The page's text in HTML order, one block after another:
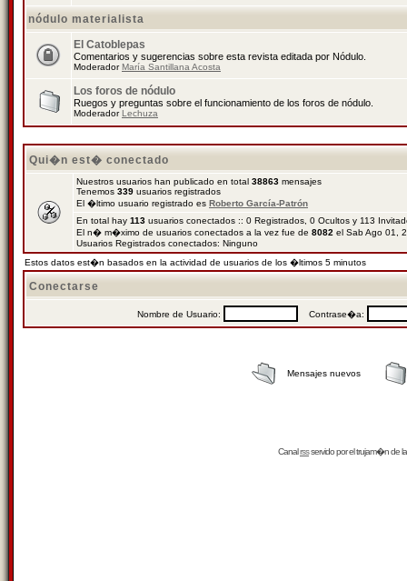
nódulo materialista
El Catoblepas
Comentarios y sugerencias sobre esta revista editada por Nódulo.
ModeradorMaría Santillana Acosta
Los foros de nódulo
Ruegos y preguntas sobre el funcionamiento de los foros de nódulo.
ModeradorLechuza
Qui�n est� conectado
Nuestros usuarios han publicado en total 38863 mensajes
Tenemos 339 usuarios registrados
El �ltimo usuario registrado es Roberto García-Patrón
En total hay 113 usuarios conectados :: 0 Registrados, 0 Ocultos y 113
El n� m�ximo de usuarios conectados a la vez fue de 8082 el Sab Ago 01,
Usuarios Registrados conectados: Ninguno
Estos datos est�n basados en la actividad de usuarios de los �ltimos 5 minutos
Conectarse
Nombre de Usuario: Contrase�a:
Mensajes nuevos
Canalrssservido por eltrujam�nde